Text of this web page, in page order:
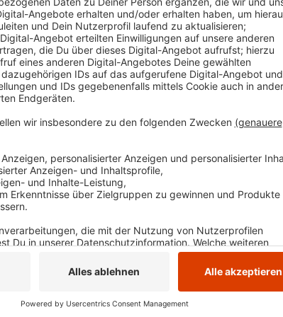
Bei der Bücherei sind jetzt aber wieder mehr Angebote
wieder neue Bibliotheksausweise ausgestellt werden.
die Mitarbeiter Konten klären, Medien verlängern und
ist wieder verfügbar. Der Hackerangriff hatte die
Angebote und Funktionen der Stadtverwaltung massiv